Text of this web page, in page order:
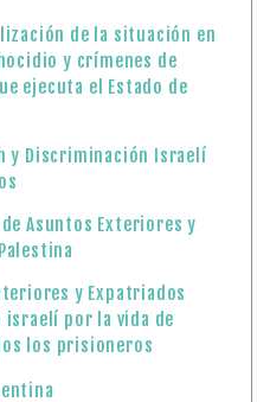
de la situación en
y crímenes de
ejecuta el Estado de
y Discriminación Israelí
Asuntos Exteriores y
y Expatriados
por la vida de
los prisioneros